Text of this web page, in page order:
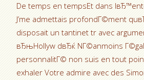
De temps en tempsEt dans
J’me admettais profondГ©ment
disposait un tantinet tr avec
вЂњHollyw dвЂќ NГ©anmoins
personnalitГ© non suis en tout
exhaler Votre admire avec des